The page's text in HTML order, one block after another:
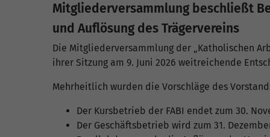
Mitgliederversammlung beschließt
und Auflösung des Trägervereins
Die Mitgliederversammlung der „Katholischen
ihrer Sitzung am 9. Juni 2026 weitreichende
Mehrheitlich wurden die Vorschläge des
Der Kursbetrieb der FABI endet zum 30.
Der Geschäftsbetrieb wird zum 31.